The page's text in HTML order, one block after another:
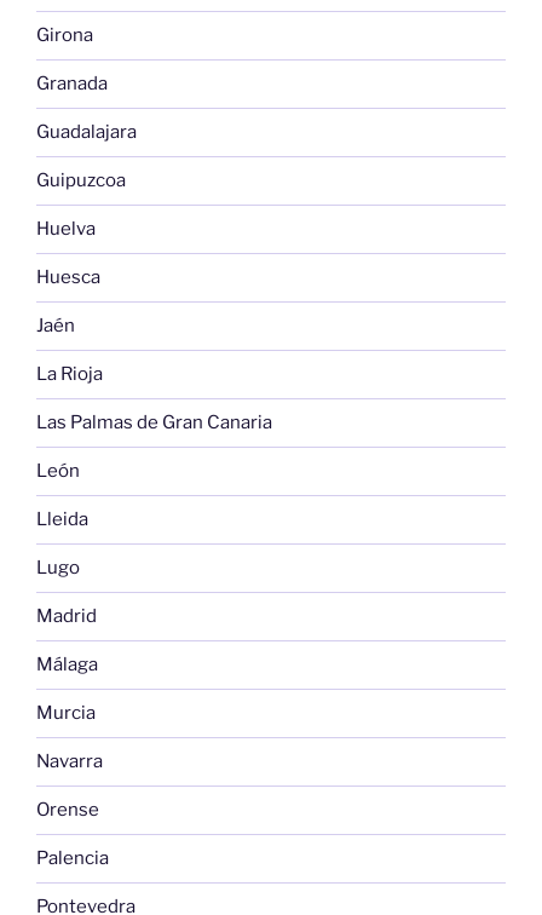
Girona
Granada
Guadalajara
Guipuzcoa
Huelva
Huesca
Jaén
La Rioja
Las Palmas de Gran Canaria
León
Lleida
Lugo
Madrid
Málaga
Murcia
Navarra
Orense
Palencia
Pontevedra